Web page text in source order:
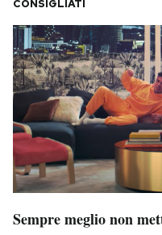
CONSIGLIATI
Sempre meglio non